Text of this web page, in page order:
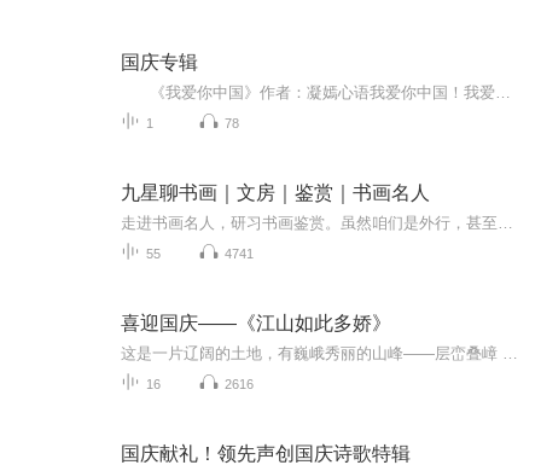
国庆专辑
1 78
九星聊书画｜文房｜鉴赏｜书画名人
55 4741
喜迎国庆——《江山如此多娇》
16 2616
国庆献礼！领先声创国庆诗歌特辑